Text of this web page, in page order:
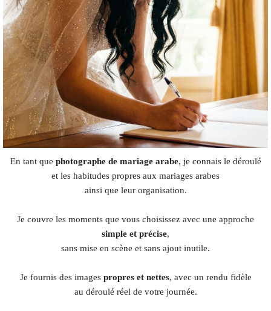
En tant que photographe de mariage arabe, je connais le déroulé
et les habitudes propres aux mariages arabes
ainsi que leur organisation.
Je couvre les moments que vous choisissez avec une approche
simple et précise,
sans mise en scène et sans ajout inutile.
Je fournis des images propres et nettes, avec un rendu fidèle
au déroulé réel de votre journée.